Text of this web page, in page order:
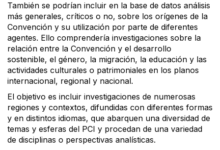
También se podrían incluir en la base de datos análisis
más generales, críticos o no, sobre los orígenes de la
Convención y su utilización por parte de diferentes
agentes. Ello comprendería investigaciones sobre la
relación entre la Convención y el desarrollo
sostenible, el género, la migración, la educación y las
actividades culturales o patrimoniales en los planos
internacional, regional y nacional.
El objetivo es incluir investigaciones de numerosas
regiones y contextos, difundidas con diferentes formas
y en distintos idiomas, que abarquen una diversidad de
temas y esferas del PCI y procedan de una variedad
de disciplinas o perspectivas analísticas.